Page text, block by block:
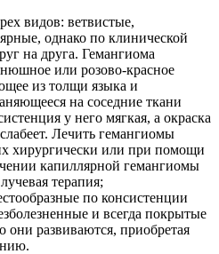
видов: ветвистые,
однако по клинической
на друга. Гемангиома
или розово-красное
из толщи языка и
на соседние ткани
у него мягкая, а окраска
Лечить гемангиомы
хирургически или при помощи
капиллярной гемангиомы
терапия;
по консистенции
и всегда покрытые
они развиваются, приобретая